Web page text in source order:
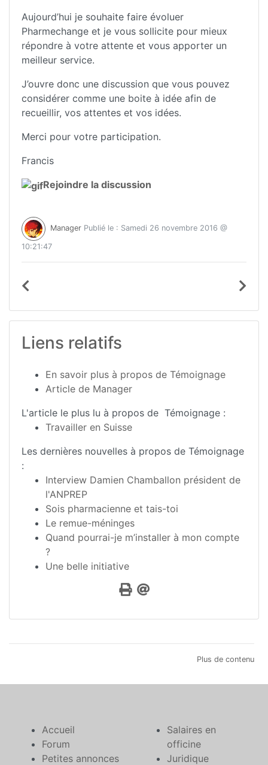
Aujourd’hui je souhaite faire évoluer
Pharmechange et je vous sollicite pour mieux
répondre à votre attente et vous apporter un
meilleur service.
J’ouvre donc une discussion que vous pouvez
considérer comme une boite à idée afin de
recueillir, vos attentes et vos idées.
Merci pour votre participation.
Francis
Rejoindre la discussion
Manager Publié le : Samedi 26 novembre 2016 @
10:21:47
Liens relatifs
En savoir plus à propos de Témoignage
Article de Manager
L'article le plus lu à propos de Témoignage :
Travailler en Suisse
Les dernières nouvelles à propos de Témoignage
:
Interview Damien Chamballon président de
l'ANPREP
Sois pharmacienne et tais-toi
Le remue-méninges
Quand pourrai-je m’installer à mon compte
?
Une belle initiative
Plus de contenu
Accueil
Forum
Petites annonces
Salaires en
officine
Juridique